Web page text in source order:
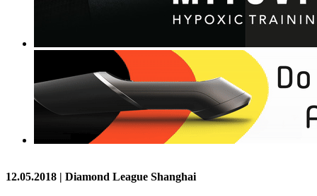
12.05.2018 | Diamond League Shanghai